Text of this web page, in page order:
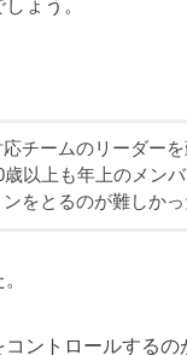
ょう。
チームのリーダー
歳以上も年上のメン
をとるのが難しかっ
ントロールするの